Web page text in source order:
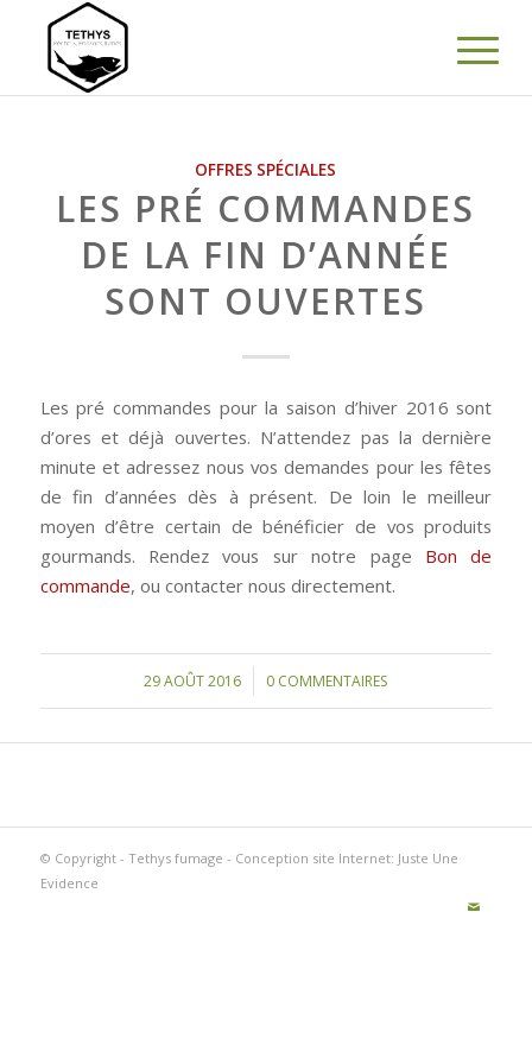
OFFRES SPÉCIALES
LES PRÉ COMMANDES
DE LA FIN D’ANNÉE
SONT OUVERTES
Les pré commandes pour la saison d’hiver 2016 sont
d’ores et déjà ouvertes. N’attendez pas la dernière
minute et adressez nous vos demandes pour les fêtes
de fin d’années dès à présent. De loin le meilleur
moyen d’être certain de bénéficier de vos produits
gourmands. Rendez vous sur notre page Bon de
commande, ou contacter nous directement.
29 AOÛT 2016
/ 0 COMMENTAIRES
© Copyright - Tethys fumage - Conception site Internet: Juste Une
Evidence